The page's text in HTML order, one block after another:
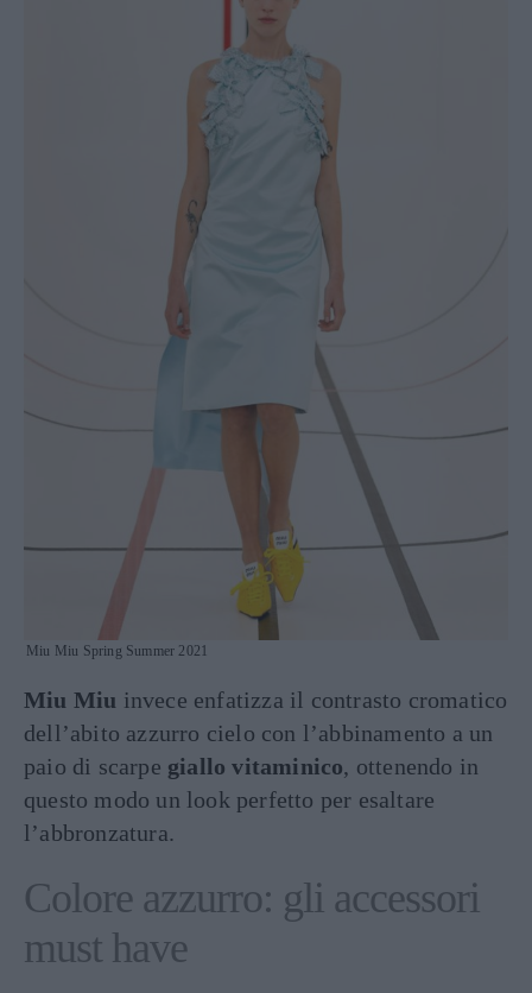
Miu Miu Spring Summer 2021
Miu Miu invece enfatizza il contrasto cromatico
dell’abito azzurro cielo con l’abbinamento a un
paio di scarpe giallo vitaminico, ottenendo in
questo modo un look perfetto per esaltare
l’abbronzatura.
Colore azzurro: gli accessori
must have